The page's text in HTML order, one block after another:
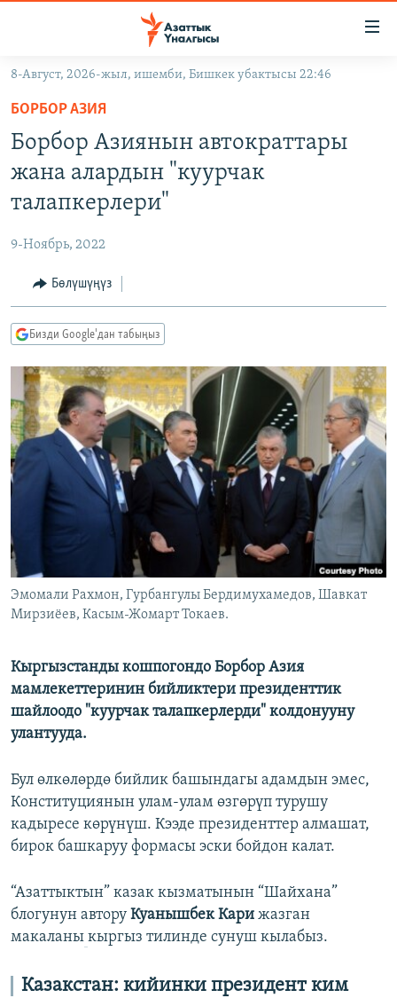
Навигацияга
өтүңүз
Издөөгө
салыңыз
КЫРГЫЗСТАН
КЫРГЫЗСТАН
МАДАНИЯТ
ДҮЙНӨ
ТВ ПРОГРАММАЛАР
БҮГҮН АЗАТТЫКТА
ДАНИСТЕ
ЭЖЕ-СИҢДИЛЕР
АЗАТТЫК+
ЫҢГАЙСЫЗ СУРООЛОР
ПОДКАСТ
Русский
ОНЛАЙН ШЕРИНЕ
ЭЕ/АРнун бардык сайттары
8-Август, 2026-жыл, ишемби, Бишкек убактысы 22:46
БОРБОР АЗИЯ
Борбор Азиянын автократтары
жана алардын "куурчак
талапкерлери"
9-Ноябрь, 2022
Бөлүшүңүз
Бизди Google'дан табыңыз
Эмомали Рахмон, Гурбангулы Бердимухамедов, Шавкат
Мирзиёев, Касым-Жомарт Токаев.
Кыргызстанды кошпогондо Борбор Азия
мамлекеттеринин бийликтери президенттик
шайлоодо "куурчак талапкерлерди" колдонууну
улантууда.
Бул өлкөлөрдө бийлик башындагы адамдын эмес,
Конституциянын улам-улам өзгөрүп турушу
кадыресе көрүнүш. Кээде президенттер алмашат,
бирок башкаруу формасы эски бойдон калат.
“Азаттыктын” казак кызматынын “Шайхана”
блогунун автору Куанышбек Кари жазган
макаланы кыргыз тилинде сунуш кылабыз.
Казакстан: кийинки президент ким